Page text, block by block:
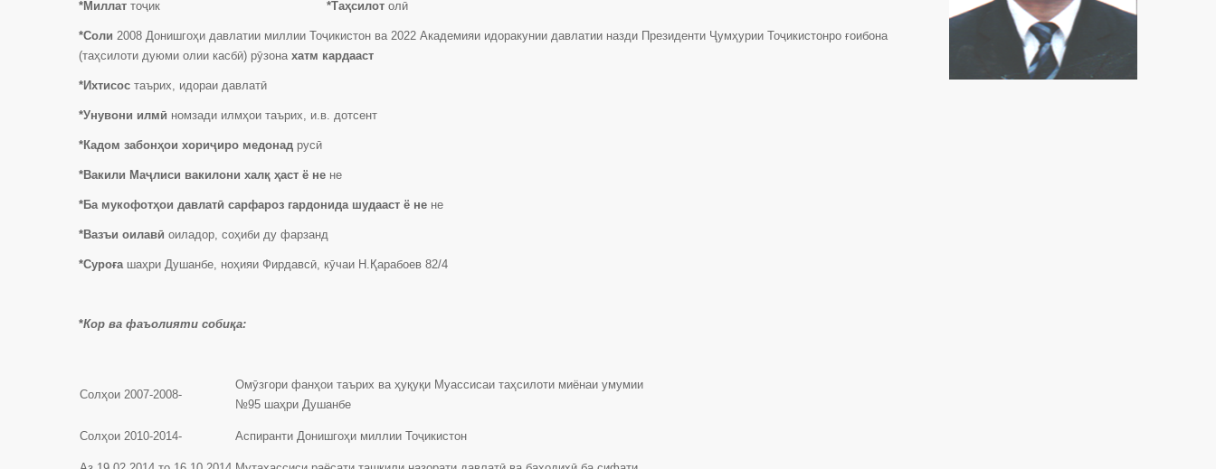
*Миллат тоҷик *Таҳсилот олӣ
*Соли 2008 Донишгоҳи давлатии миллии Тоҷикистон ва 2022 Академияи идоракунии давлатии назди Президенти Ҷумҳурии Тоҷикистонро ғоибона
(таҳсилоти дуюми олии касбӣ) рӯзона хатм кардааст
*Ихтисос таърих, идораи давлатӣ
*Унувони илмӣ номзади илмҳои таърих, и.в. дотсент
*Кадом забонҳои хориҷиро медонад русӣ
*Вакили Маҷлиси вакилони халқ ҳаст ё не не
*Ба мукофотҳои давлатӣ сарфароз гардонида шудааст ё не не
*Вазъи оилавӣ оиладор, соҳиби ду фарзанд
*Суроға шаҳри Душанбе, ноҳияи Фирдавсӣ, кӯчаи Н.Қарабоев 82/4
*Кор ва фаъолияти собиқа:
Солҳои 2007-2008-
Омӯзгори фанҳои таърих ва ҳуқуқи Муассисаи таҳсилоти миёнаи умумии
№95 шаҳри Душанбе
Солҳои 2010-2014- Аспиранти Донишгоҳи миллии Тоҷикистон